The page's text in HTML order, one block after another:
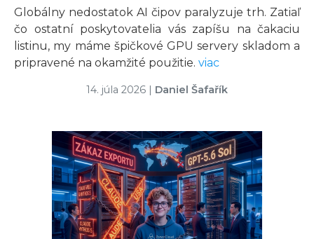
Globálny nedostatok AI čipov paralyzuje trh. Zatiaľ
čo ostatní poskytovatelia vás zapíšu na čakaciu
listinu, my máme špičkové GPU servery skladom a
pripravené na okamžité použitie. viac
14. júla 2026 | Daniel Šafařík